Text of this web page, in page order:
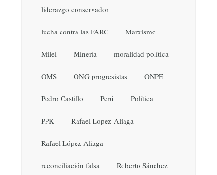
liderazgo conservador
lucha contra las FARC Marxismo
Milei Minería moralidad política
OMS ONG progresistas ONPE
Pedro Castillo Perú Política
PPK Rafael Lopez-Aliaga
Rafael López Aliaga
reconciliación falsa Roberto Sánchez